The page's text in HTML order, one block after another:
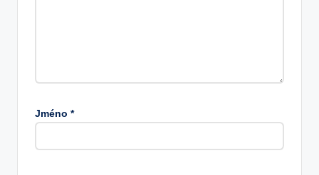
Jméno *